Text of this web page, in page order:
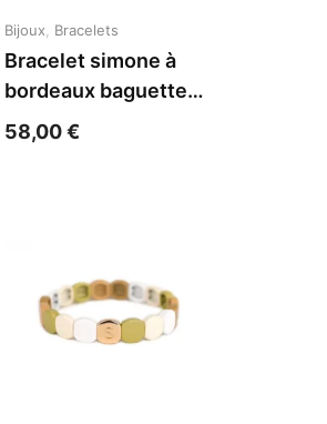
Bijoux Bracelets
Bracelet simone à
bordeaux baguette
strass balade acier
jaune
58,00€